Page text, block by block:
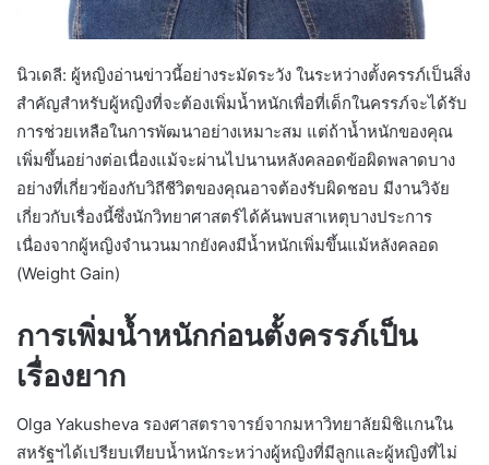
นิวเดลี: ผู้หญิงอ่านข่าวนี้อย่างระมัดระวัง ในระหว่างตั้งครรภ์เป็นสิ่ง
สำคัญสำหรับผู้หญิงที่จะต้องเพิ่มน้ำหนักเพื่อที่เด็กในครรภ์จะได้รับ
การช่วยเหลือในการพัฒนาอย่างเหมาะสม แต่ถ้าน้ำหนักของคุณ
เพิ่มขึ้นอย่างต่อเนื่องแม้จะผ่านไปนานหลังคลอดข้อผิดพลาดบาง
อย่างที่เกี่ยวข้องกับวิถีชีวิตของคุณอาจต้องรับผิดชอบ มีงานวิจัย
เกี่ยวกับเรื่องนี้ซึ่งนักวิทยาศาสตร์ได้ค้นพบสาเหตุบางประการ
เนื่องจากผู้หญิงจำนวนมากยังคงมีน้ำหนักเพิ่มขึ้นแม้หลังคลอด
(Weight Gain)
การเพิ่มน้ำหนักก่อนตั้งครรภ์เป็น
เรื่องยาก
Olga Yakusheva รองศาสตราจารย์จากมหาวิทยาลัยมิชิแกนใน
สหรัฐฯได้เปรียบเทียบน้ำหนักระหว่างผู้หญิงที่มีลูกและผู้หญิงที่ไม่